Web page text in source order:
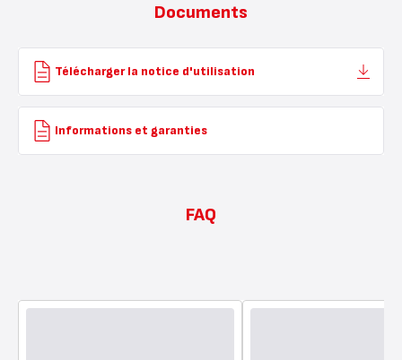
Documents
Télécharger la notice d'utilisation
Informations et garanties
FAQ